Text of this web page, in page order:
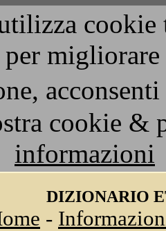
cookie &
informazioni
DIZIONARIO
-